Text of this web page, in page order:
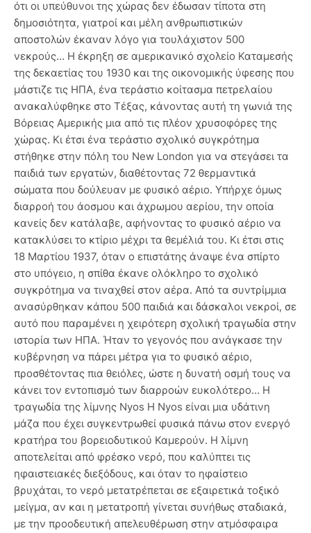
ότι οι υπεύθυνοι της χώρας δεν έδωσαν τίποτα στη
δημοσιότητα, γιατροί και μέλη ανθρωπιστικών
αποστολών έκαναν λόγο για τουλάχιστον 500
νεκρούς… Η έκρηξη σε αμερικανικό σχολείο Καταμεσής
της δεκαετίας του 1930 και της οικονομικής ύφεσης που
μάστιζε τις ΗΠΑ, ένα τεράστιο κοίτασμα πετρελαίου
ανακαλύφθηκε στο Τέξας, κάνοντας αυτή τη γωνιά της
Βόρειας Αμερικής μια από τις πλέον χρυσοφόρες της
χώρας. Κι έτσι ένα τεράστιο σχολικό συγκρότημα
στήθηκε στην πόλη του New London για να στεγάσει τα
παιδιά των εργατών, διαθέτοντας 72 θερμαντικά
σώματα που δούλευαν με φυσικό αέριο. Υπήρχε όμως
διαρροή του άοσμου και άχρωμου αερίου, την οποία
κανείς δεν κατάλαβε, αφήνοντας το φυσικό αέριο να
κατακλύσει το κτίριο μέχρι τα θεμέλιά του. Κι έτσι στις
18 Μαρτίου 1937, όταν ο επιστάτης άναψε ένα σπίρτο
στο υπόγειο, η σπίθα έκανε ολόκληρο το σχολικό
συγκρότημα να τιναχθεί στον αέρα. Από τα συντρίμμια
ανασύρθηκαν κάπου 500 παιδιά και δάσκαλοι νεκροί, σε
αυτό που παραμένει η χειρότερη σχολική τραγωδία στην
ιστορία των ΗΠΑ. Ήταν το γεγονός που ανάγκασε την
κυβέρνηση να πάρει μέτρα για το φυσικό αέριο,
προσθέτοντας πια θειόλες, ώστε η δυνατή οσμή τους να
κάνει τον εντοπισμό των διαρροών ευκολότερο… Η
τραγωδία της λίμνης Nyos Η Nyos είναι μια υδάτινη
μάζα που έχει συγκεντρωθεί φυσικά πάνω στον ενεργό
κρατήρα του βορειοδυτικού Καμερούν. Η λίμνη
αποτελείται από φρέσκο νερό, που καλύπτει τις
ηφαιστειακές διεξόδους, και όταν το ηφαίστειο
βρυχάται, το νερό μετατρέπεται σε εξαιρετικά τοξικό
μείγμα, αν και η μετατροπή γίνεται συνήθως σταδιακά,
με την προοδευτική απελευθέρωση στην ατμόσφαιρα